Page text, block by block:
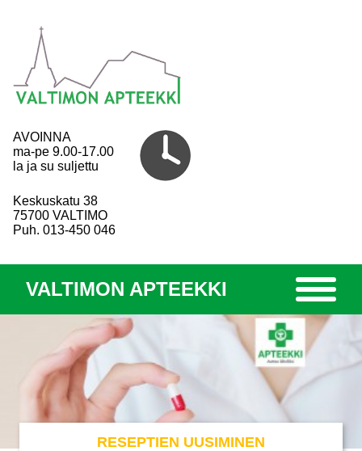
AVOINNA
ma-pe 9.00-17.00
la ja su suljettu
Keskuskatu 38
75700 VALTIMO
Puh. 013-450 046
VALTIMON APTEEKKI
RESEPTIEN UUSIMINEN